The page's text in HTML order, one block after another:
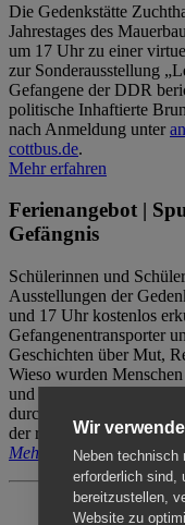
Die Gedenkstätte
Jahrestages des
um 17 Uhr zu einer
zur Sonderausstellung
Gefangene der DDR
politische Inhaftierte
nach Anmeldung unter
cottbus.de.
Mehr erfahren
Ferienangebot |
Gefängnis
Schülerinnen und
Ausstellungen der
und 17 Uhr kostenlos
Gefangenentransporter
Geschichten über Mut,
Wieso wurden
und nach der Haft? Der
durch das
der reguläre Eintritt (8€ /
Mehr erfahren
Wir
Neben technisch
erforderlich sind,
bereitzustellen,
Website zu